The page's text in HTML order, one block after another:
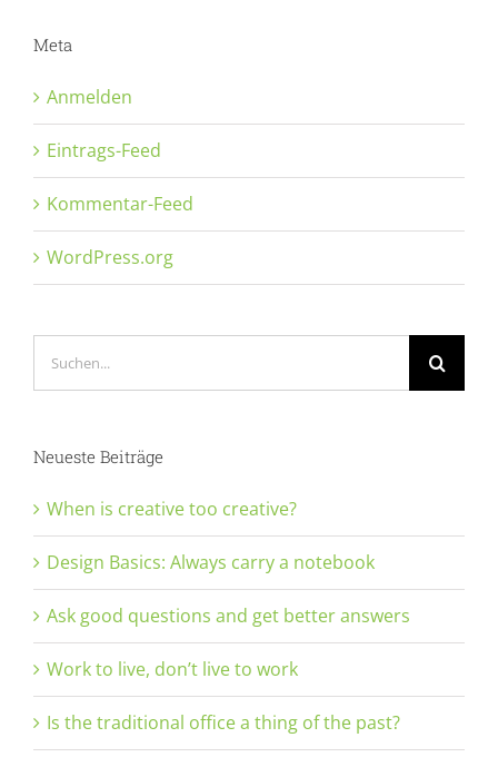
Meta
Anmelden
Eintrags-Feed
Kommentar-Feed
WordPress.org
Neueste Beiträge
When is creative too creative?
Design Basics: Always carry a notebook
Ask good questions and get better answers
Work to live, don’t live to work
Is the traditional office a thing of the past?